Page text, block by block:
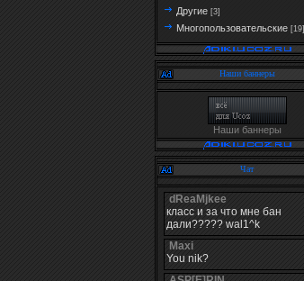
Другие [3]
Многопользовательские [19]
Наши баннеры
Наши баннеры
Чат